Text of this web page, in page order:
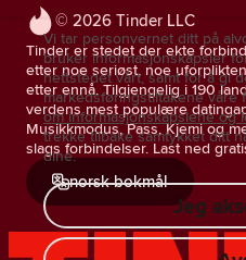
© 2026 Tinder LLC
Tinder er stedet der ekte
etter noe seriøst, noe
etter ennå. Tilgjengelig i 190
verdens mest populære
Musikkmodus, Pass, Kjemi og
slags forbindelser. Last ned
norsk bokmål
Vi tar personvernet ditt på
bruker informasjonskapsler
nettstedet vårt, samt for å gi
markedsføringstiltakene våre
om informasjonskapslene og
trekke tilbake samtykket ditt
dine.
Jeg